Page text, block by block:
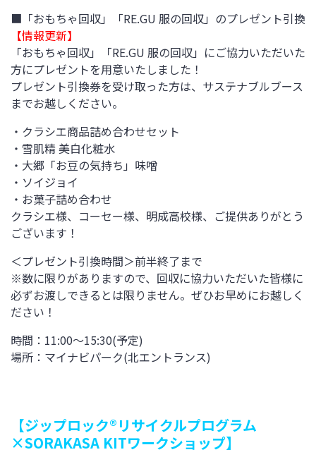
■「おもちゃ回収」「RE.GU 服の回収」のプレゼント引換
【情報更新】
「おもちゃ回収」「RE.GU 服の回収」にご協力いただいた
方にプレゼントを用意いたしました！
プレゼント引換券を受け取った方は、サステナブルブース
までお越しください。
・クラシエ商品詰め合わせセット
・雪肌精 美白化粧水
・大郷「お豆の気持ち」味噌
・ソイジョイ
・お菓子詰め合わせ
クラシエ様、コーセー様、明成高校様、ご提供ありがとう
ございます！
＜プレゼント引換時間＞前半終了まで
※数に限りがありますので、回収に協力いただいた皆様に
必ずお渡しできるとは限りません。ぜひお早めにお越しく
ださい！
時間： 11:00～15:30(予定)
場所：マイナビパーク(北エントランス)
【ジップロック®リサイクルプログラム
×SORAKASA KITワークショップ】